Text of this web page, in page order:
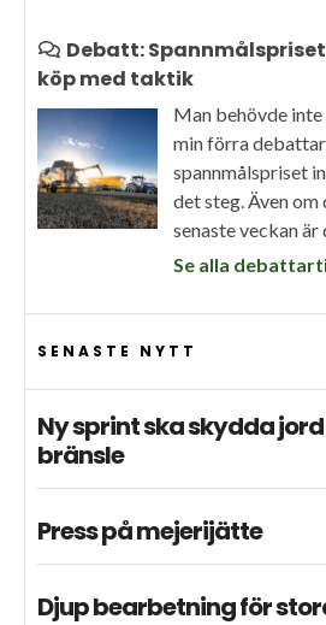
Debatt:
köp med taktik
Man behövde inte
min förra
spannmålspriset
det steg. Även
senaste veckan är
Se alla
SENASTE NYTT
Ny sprint ska skydda
bränsle
Press på mejerijätte
Djup bearbetning för